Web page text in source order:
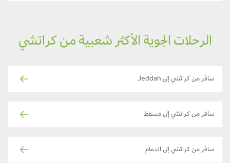
الرحلات الجوية الأكثر شعبية من كراتشي
سافر من كراتشي إلى Jeddah
سافر من كراتشي إلى مسقط
سافر من كراتشي إلى الدمام